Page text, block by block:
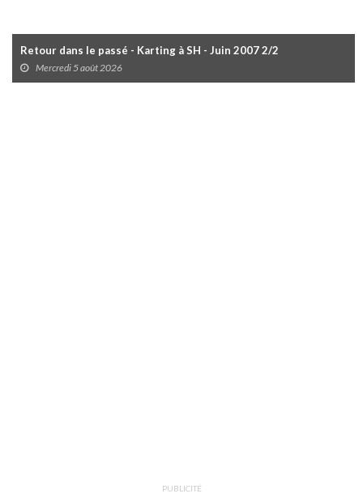
Retour dans le passé - Karting à SH - Juin 2007 2/2
Mercredi 5 août 2026
PUBLICITÉ